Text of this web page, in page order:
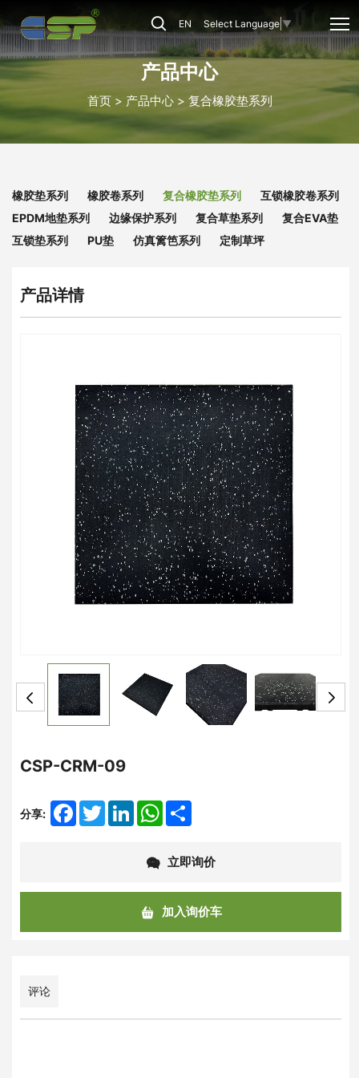
EN Select Language ▼
CSP-
CRM-
09
产品中心
首页 产品中心 复合橡胶垫系列
橡胶垫系列 橡胶卷系列 复合橡胶垫系列
互锁橡胶卷系列
EPDM地垫系列
边缘保护系列 复合草垫系列
复合EVA垫
互锁垫系列
PU垫 仿真篱笆系列 定制草坪
产品详情
CSP-CRM-09
分享: Facebook
TwitterLinkedInWhatsApp
立即询价
加入询价车
评论